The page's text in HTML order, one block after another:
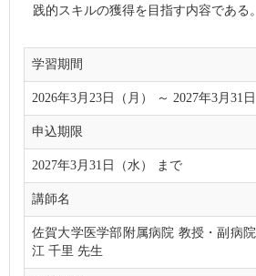
践的スキルの獲得を目指す内容である。
学習期間
2026年3月23日（月） ～ 2027年3月31日
申込期限
2027年3月31日（水） まで
講師名
佐賀大学医学部附属病院 教授・副病
江 千里 先生